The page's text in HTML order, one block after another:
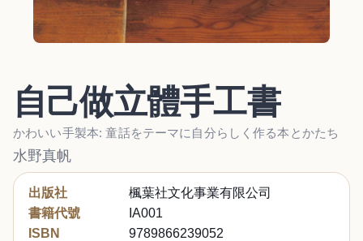
自己做立體手工書
かわいい手製本: 童話をテーマに自分らしく作る本とかたち
水野真帆
出版社
楓葉社文化事業有限公司
書籍代號
IA001
ISBN
9789866239052